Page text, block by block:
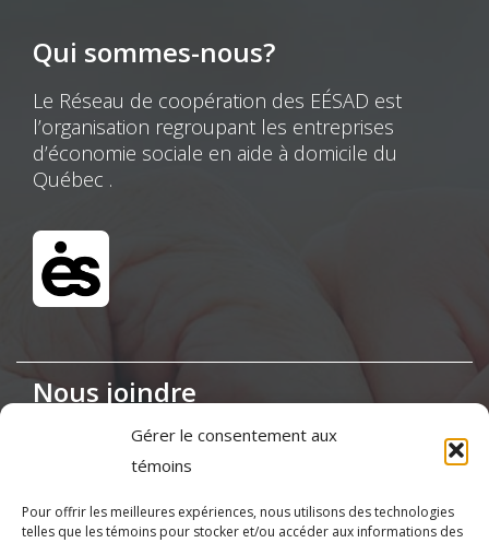
Gérer le consentement aux
témoins
Pour offrir les meilleures expériences, nous utilisons des technologies
telles que les témoins pour stocker et/ou accéder aux informations des
Qui sommes-nous?
Le Réseau de coopération des EÉSAD est
l’organisation regroupant les entreprises
d’économie sociale en aide à domicile du
Québec .
Nous joindre
Maison de la Coopération,
155, boul. Charest Est, bureau 120, Québec